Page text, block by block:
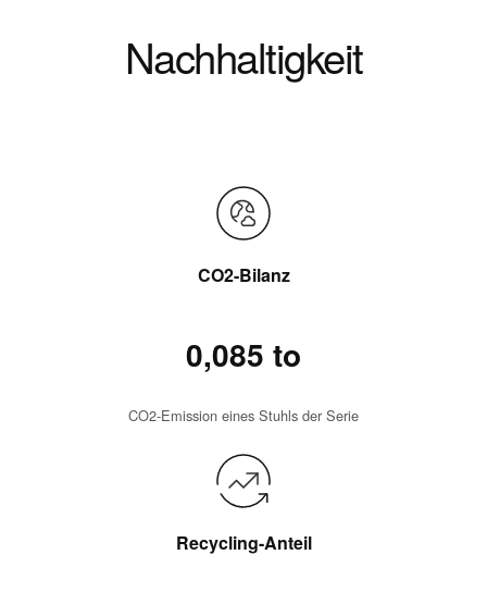
Nachhaltigkeit
CO2-Bilanz
0,085 to
CO2-Emission eines Stuhls der Serie
Recycling-Anteil